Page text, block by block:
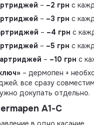
– –2 грн с
– –3 грн с
– –4 грн с
– –5 грн с
– –10 грн с
– дермопен +
все сразу
докупать отдельно.
A1-C